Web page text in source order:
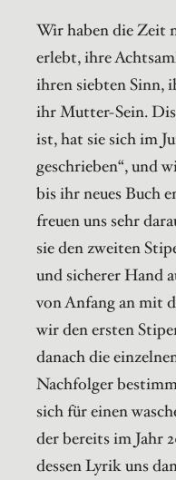
Wir haben die Zeit
erlebt, ihre
ihren siebten Sinn,
ihr Mutter-Sein.
ist, hat sie sich im
geschrieben“, und
bis ihr neues Buch
freuen uns sehr
sie den zweiten
und sicherer Hand
von Anfang an mit
wir den ersten
danach die
Nachfolger
sich für einen
der bereits im Jahr
dessen Lyrik uns